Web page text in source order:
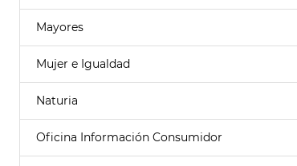
Mayores
Mujer e Igualdad
Naturia
Oficina Información Consumidor